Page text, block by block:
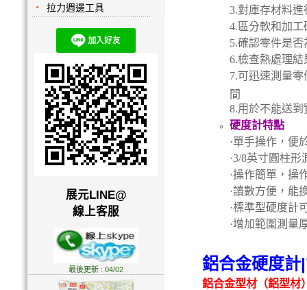
拉力週邊工具
展元LINE@
線上客服
最後更新 : 04/02
3.對庫存材料進
4. 區分軟和加
5.確認零件是否
6.檢查熱處理結
7.可迅速測量
間
8.用於不能送
硬度計特點
·單手操作，便
·3/8英寸圓柱形
·操作簡單，操
·讀數方便，能
·標準型硬度計
·增加範圍測量
鋁合金硬度計
鋁合金型材（鋁型材